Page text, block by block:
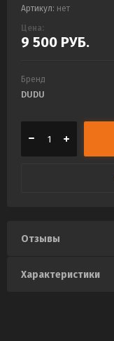
Артикул: нет
Цена:
9 500 РУБ.
Бренд
DUDU
Отзывы
Характеристики